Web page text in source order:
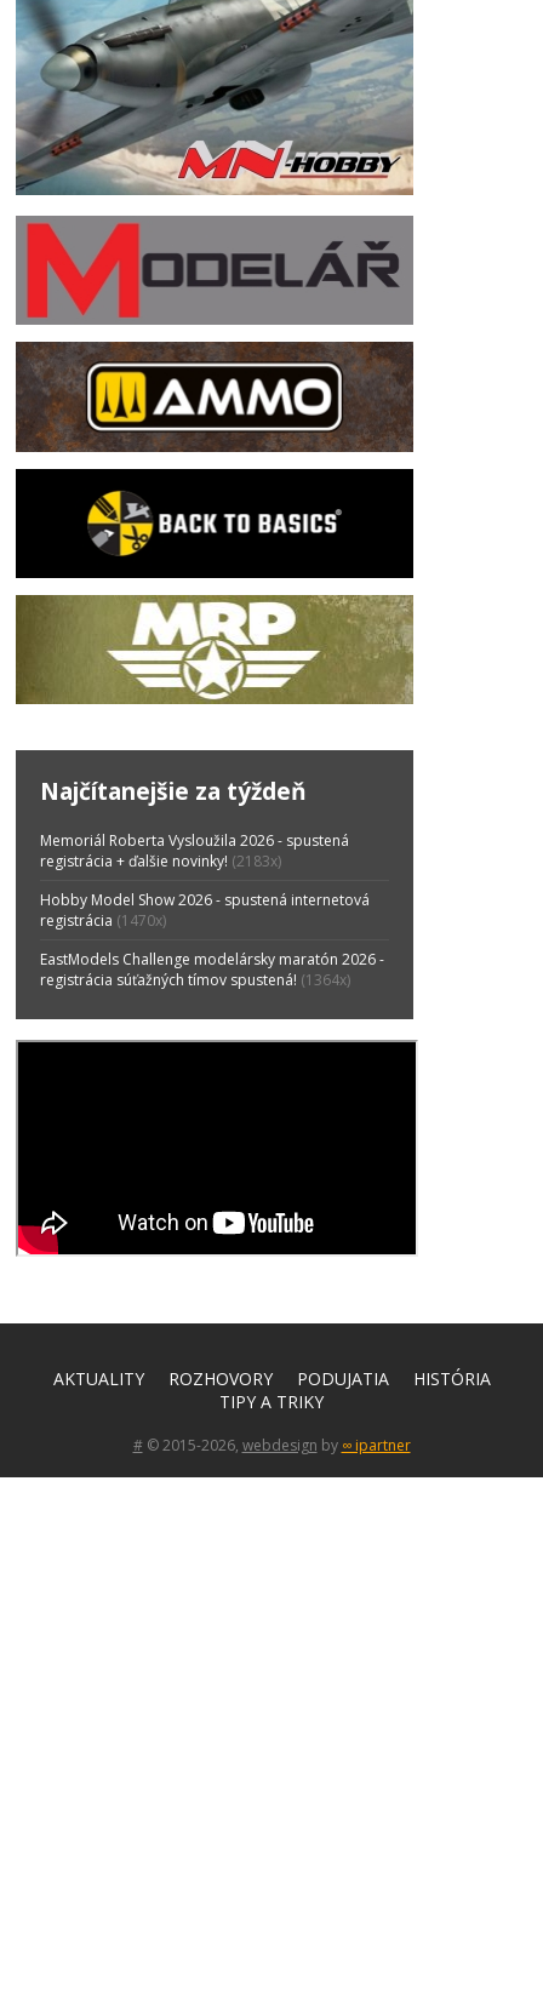
Najčítanejšie za týždeň
Memoriál Roberta Vysloužila 2026 - spustená
registrácia + ďalšie novinky! (2183x)
Hobby Model Show 2026 - spustená internetová
registrácia (1470x)
EastModels Challenge modelársky maratón 2026 -
registrácia súťažných tímov spustená! (1364x)
AKTUALITY ROZHOVORY PODUJATIA
HISTÓRIA
TIPY A TRIKY
#© 2015-2026, webdesign by ∞ ipartner